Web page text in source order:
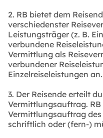
2. RB bietet dem
verschiedenster
Leistungsträger (z. B.
verbundene
Vermittlung als
verbundener
Einzelreiseleistungen an.
3. Der Reisende erteilt
Vermittlungsauftrag.
Vermittlungsauftrag
schriftlich oder (fern-)